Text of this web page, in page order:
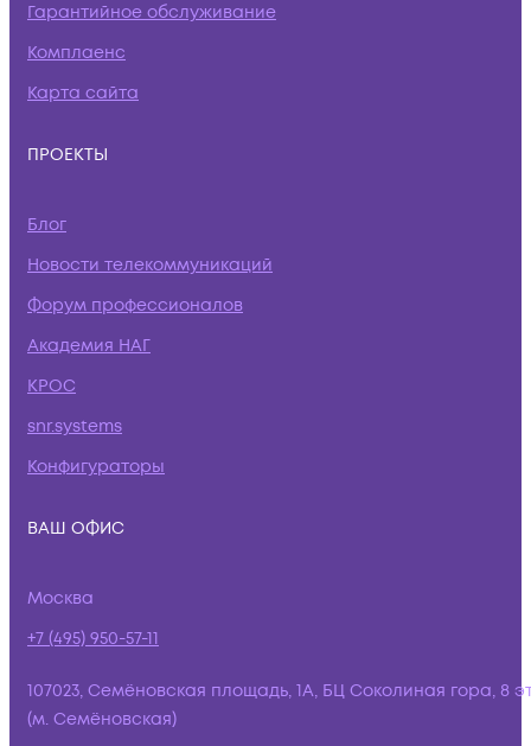
Гарантийное обслуживание
Комплаенс
Карта сайта
ПРОЕКТЫ
Блог
Новости телекоммуникаций
Форум профессионалов
Академия НАГ
КРОС
snr.systems
Конфигураторы
ВАШ ОФИС
Москва
+7 (495) 950-57-11
107023, Семёновская площадь, 1А, БЦ Соколиная гора, 8
(м. Семёновская)